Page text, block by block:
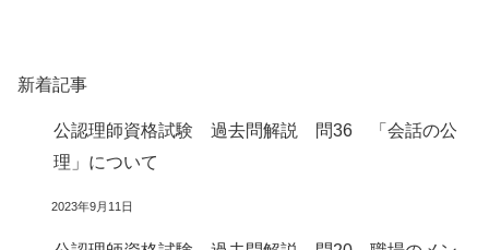
新着記事
公認理師資格試験 過去問解説 問36 「会話の公
理」について
2023年9月11日